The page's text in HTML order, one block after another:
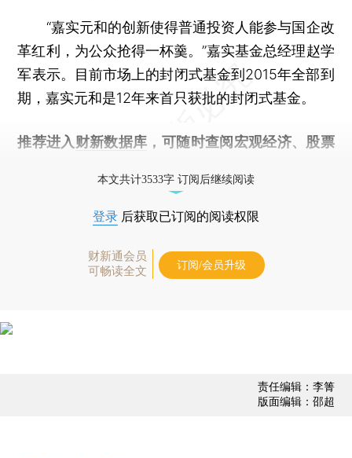
“嘉实元和的创新使得普通投资人能参与国企改
革红利，为公众抢得一杯羹。”嘉实基金总经理赵学
军表示。目前市场上的封闭式基金到2015年全部到
期，嘉实元和是12年来首只获批的封闭式基金。
推荐进入 财新数据库 ，可随时查阅宏观经济、股票
本文共计3533字 订阅后继续阅读
登录 后获取已订阅的阅读权限
财新通会员
可畅读全文
订阅/会员升级
责任编辑：李箐
版面编辑：邵超